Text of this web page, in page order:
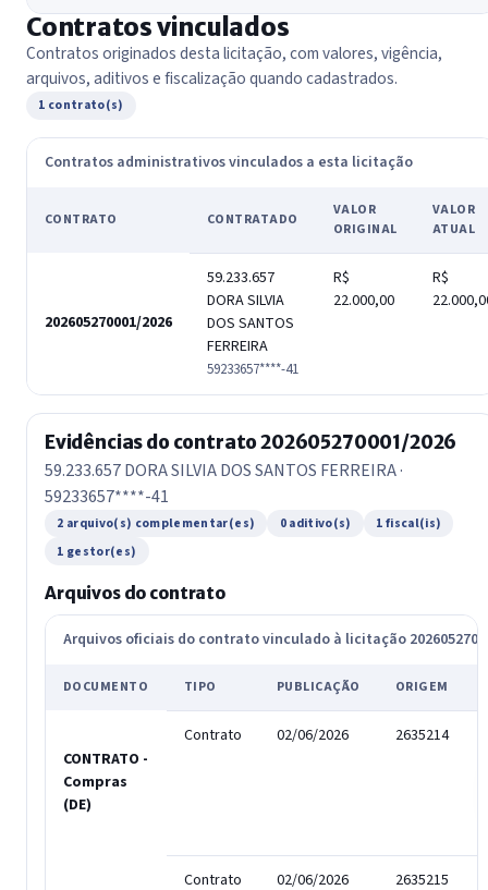
Contratos vinculados
Contratos originados desta licitação, com valores, vigência,
arquivos, aditivos e fiscalização quando cadastrados.
1 contrato(s)
Contratos administrativos vinculados a esta licitação
CONTRATO CONTRATADO
VALOR
ORIGINAL
VALOR
ATUAL
202605270001/2026
59.233.657
DORA SILVIA
DOS SANTOS
FERREIRA
59233657****-41
R$
22.000,00
R$
Evidências do contrato 202605270001/2026
59.233.657 DORA SILVIA DOS SANTOS FERREIRA ·
59233657****-41
2 arquivo(s) complementar(es) 0 aditivo(s)
1 fiscal(is)
1 gestor(es)
Arquivos do contrato
Arquivos oficiais do contrato vinculado à licitação
DOCUMENTO TIPO PUBLICAÇÃO ORIGEM
CONTRATO -
Compras
(DE)
Contrato 02/06/2026 2635214
Contrato 02/06/2026 2635215